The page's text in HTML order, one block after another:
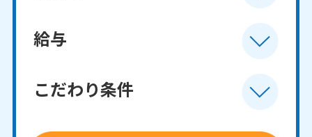
給与
こだわり条件